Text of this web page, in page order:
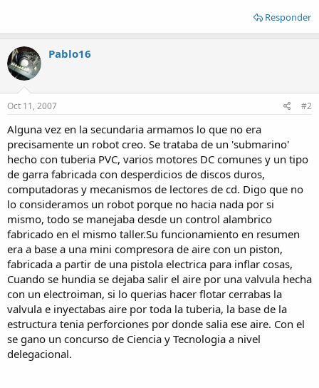
Responder
Pablo16
Oct 11, 2007 #2
Alguna vez en la secundaria armamos lo que no era
precisamente un robot creo. Se trataba de un 'submarino'
hecho con tuberia PVC, varios motores DC comunes y un tipo
de garra fabricada con desperdicios de discos duros,
computadoras y mecanismos de lectores de cd. Digo que no
lo consideramos un robot porque no hacia nada por si
mismo, todo se manejaba desde un control alambrico
fabricado en el mismo taller.Su funcionamiento en resumen
era a base a una mini compresora de aire con un piston,
fabricada a partir de una pistola electrica para inflar cosas,
Cuando se hundia se dejaba salir el aire por una valvula hecha
con un electroiman, si lo querias hacer flotar cerrabas la
valvula e inyectabas aire por toda la tuberia, la base de la
estructura tenia perforciones por donde salia ese aire. Con el
se gano un concurso de Ciencia y Tecnologia a nivel
delegacional.